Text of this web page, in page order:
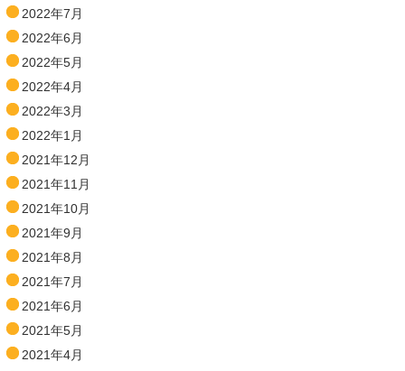
2022年7月
2022年6月
2022年5月
2022年4月
2022年3月
2022年1月
2021年12月
2021年11月
2021年10月
2021年9月
2021年8月
2021年7月
2021年6月
2021年5月
2021年4月